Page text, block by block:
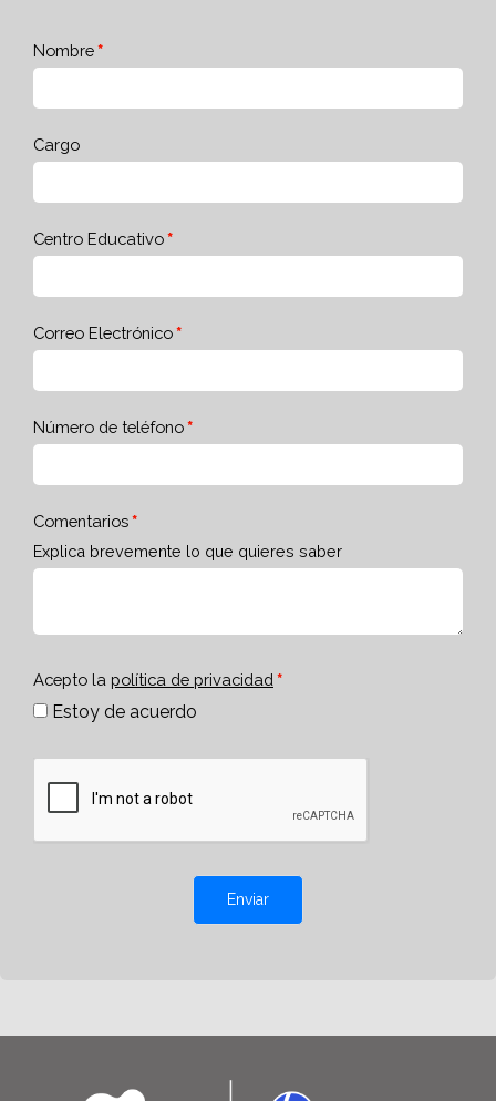
Nombre
Cargo
Centro Educativo
Correo Electrónico
Número de teléfono
Comentarios
Explica brevemente lo que quieres saber
Acepto la política de privacidad
Estoy de acuerdo
Enviar